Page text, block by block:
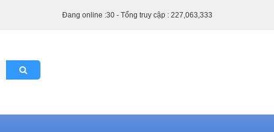
Đang online :30 - Tổng truy cập : 227,063,333